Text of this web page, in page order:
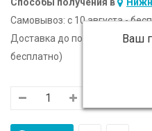
Ваш
Самовывоз: c 10 августа -
Доставка до подъезда:
c 10
бесплатно)